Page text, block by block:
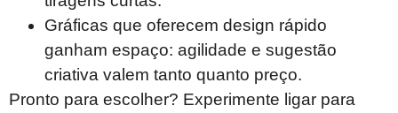
Gráficas que oferecem design rápido
ganham espaço: agilidade e sugestão
criativa valem tanto quanto preço.
Pronto para escolher? Experimente ligar para